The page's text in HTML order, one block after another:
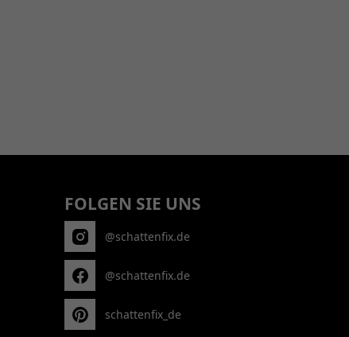
FOLGEN SIE UNS
@schattenfix.de
@schattenfix.de
schattenfix_de